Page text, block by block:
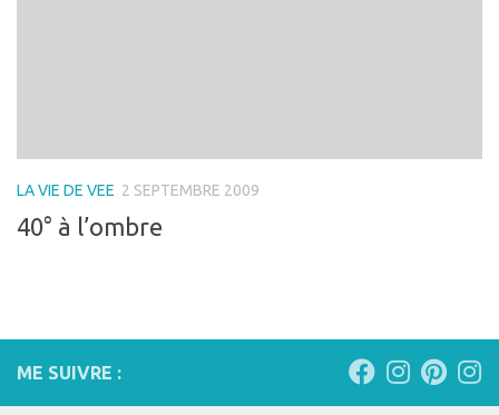
LA VIE DE VEE 2 SEPTEMBRE 2009
40° à l’ombre
ME SUIVRE :